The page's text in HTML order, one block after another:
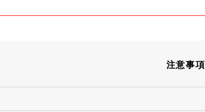
注意事項